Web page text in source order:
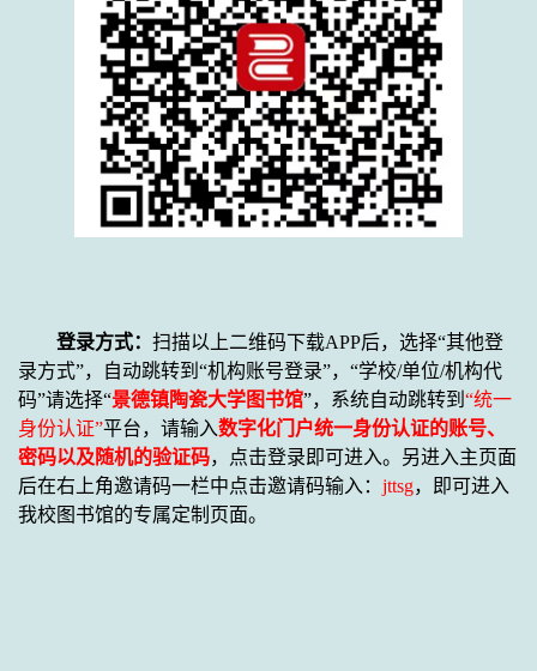
登录方式： 扫描以上二维码下载APP后， 选择“其他登
录方式”，自动跳转到“机构账号登录”，“学校/单位/机构代
码”请选择“景德镇陶瓷大学图书馆”，系统自动跳转到 “统一
身份认证”平台，请输入数字化门户统一身份认证的账号、
密码以及随机的验证码， 点击登录 即可进入。另进入主页面
后在右上角邀请码一栏中点击邀请码输入： jttsg， 即可进入
我校图书馆的专属定制页面。